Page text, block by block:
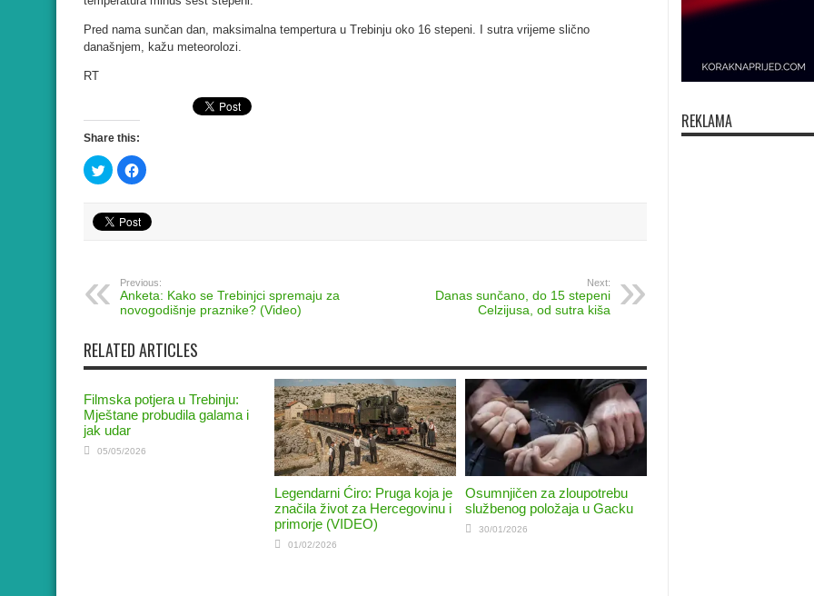
Pred nama sunčan dan, maksimalna tempertura u Trebinju oko 16 stepeni. I sutra vrijeme slično
današnjem, kažu meteorolozi.
RT
Share this:
Click
to
share
Twitter
(Opens
in
Click
to
Facebook
(Opens
in
Previous:
Anketa: Kako se Trebinjci spremaju za
novogodišnje praznike? (Video)
Next:
Danas sunčano, do 15 stepeni
Celzijusa, od sutra kiša
RELATED ARTICLES
Filmska potjera u Trebinju:
Mještane probudila galama i
jak udar
05/05/2026
Legendarni Ćiro: Pruga koja je
značila život za Hercegovinu i
primorje (VIDEO)
01/02/2026
Osumnjičen za zloupotrebu
službenog položaja u Gacku
30/01/2026
REKLAMA